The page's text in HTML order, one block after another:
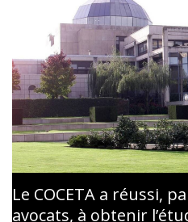
Le COCETA a réussi,
avocats, à obtenir